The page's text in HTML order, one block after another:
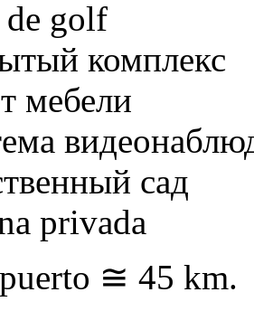
golf
комплекс
мебели
сад
privada
≅ 45 km.